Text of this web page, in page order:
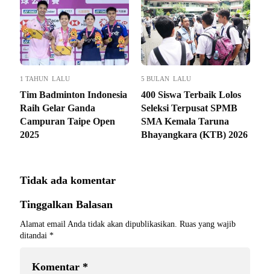
1 TAHUN LALU
Tim Badminton Indonesia
Raih Gelar Ganda
Campuran Taipe Open
2025
5 BULAN LALU
400 Siswa Terbaik Lolos
Seleksi Terpusat SPMB
SMA Kemala Taruna
Bhayangkara (KTB) 2026
Tidak ada komentar
Tinggalkan Balasan
Alamat email Anda tidak akan dipublikasikan. Ruas yang wajib
ditandai *
Komentar *